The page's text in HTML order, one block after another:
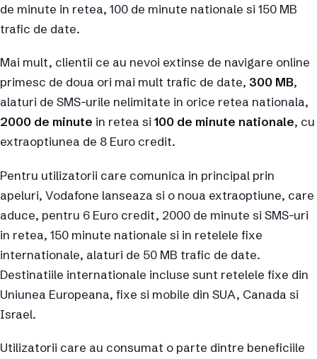
de minute in retea, 100 de minute nationale si 150 MB
trafic de date.
Mai mult, clientii ce au nevoi extinse de navigare online
primesc de doua ori mai mult trafic de date, 300 MB,
alaturi de SMS-urile nelimitate in orice retea nationala,
2000 de minute in retea si 100 de minute nationale, cu
extraoptiunea de 8 Euro credit.
Pentru utilizatorii care comunica in principal prin
apeluri, Vodafone lanseaza si o noua extraoptiune, care
aduce, pentru 6 Euro credit, 2000 de minute si SMS-uri
in retea, 150 minute nationale si in retelele fixe
internationale, alaturi de 50 MB trafic de date.
Destinatiile internationale incluse sunt retelele fixe din
Uniunea Europeana, fixe si mobile din SUA, Canada si
Israel.
Utilizatorii care au consumat o parte dintre beneficiile